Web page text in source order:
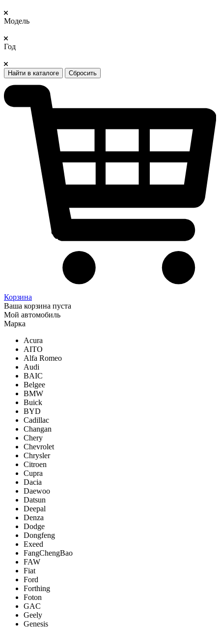
Модель
Год
Найти в каталоге Сбросить
Корзина
Ваша корзина пуста
Мой автомобиль
Марка
Acura
AITO
Alfa Romeo
Audi
BAIC
Belgee
BMW
Buick
BYD
Cadillac
Changan
Chery
Chevrolet
Chrysler
Citroen
Cupra
Dacia
Daewoo
Datsun
Deepal
Denza
Dodge
Dongfeng
Exeed
FangChengBao
FAW
Fiat
Ford
Forthing
Foton
GAC
Geely
Genesis